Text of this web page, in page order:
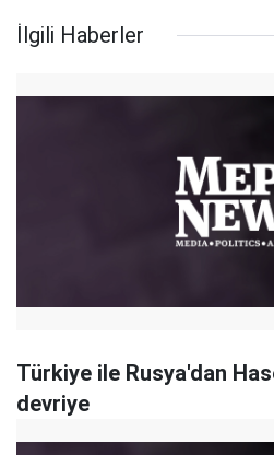
İlgili Haberler
Türkiye ile Rusya'dan
devriye